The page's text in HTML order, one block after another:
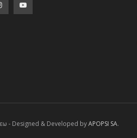
- Designed & Developed byAPOPSI SA.